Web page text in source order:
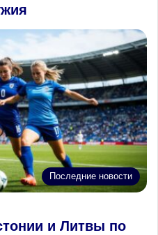
Последние новости
и Литвы по